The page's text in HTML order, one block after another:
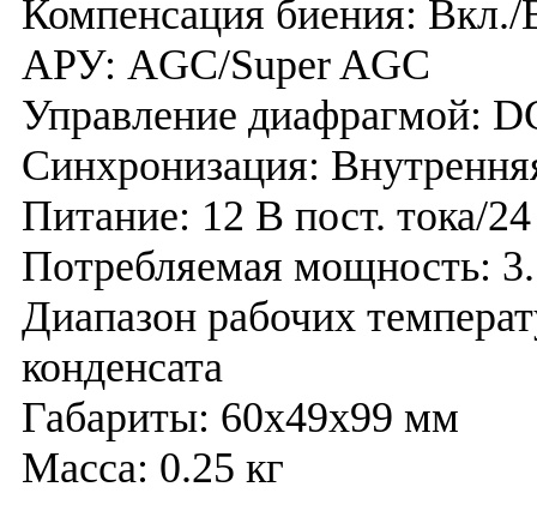
Компенсация биения:
АРУ: AGC/Super AGC
Управление диафрагмой:
Синхронизация:
Питание: 12 В пост. тока/
Потребляемая мощность:
Диапазон рабочих
конденсата
Габариты: 60х49х99 мм
Масса: 0.25 кг